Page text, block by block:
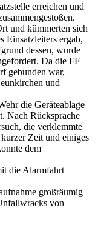
erreichen und
und kümmerten sich
Einsatzleiters ergab,
dessen, wurde
Da die FF
gebunden war,
und
die Geräteablage
Nach Rücksprache
die verklemmte
Zeit und einiges
dem
die Alarmfahrt
großräumig
von